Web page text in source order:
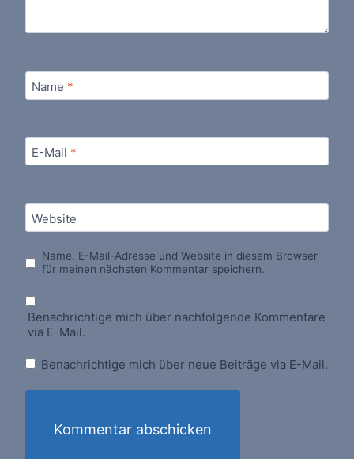
Name *
E-Mail *
Website
Name, E-Mail-Adresse und Website in diesem Browser
für meinen nächsten Kommentar speichern.
Benachrichtige mich über nachfolgende Kommentare
via E-Mail.
Benachrichtige mich über neue Beiträge via E-Mail.